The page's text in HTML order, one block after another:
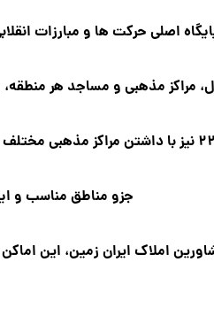
اصلی حرکت ها و مبارزات
مراکز مذهبی و مساجد هر منطقه،
جزو مناطق مناسب و
املاک ایران زمین، این